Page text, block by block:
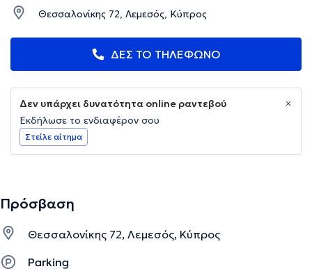
Θεσσαλονίκης 72, Λεμεσός, Κύπρος
ΔΕΣ ΤΟ ΤΗΛΕΦΩΝΟ
Δεν υπάρχει δυνατότητα online ραντεβού
Εκδήλωσε το ενδιαφέρον σου
Στείλε αίτημα
Πρόσβαση
Θεσσαλονίκης 72, Λεμεσός, Κύπρος
Parking